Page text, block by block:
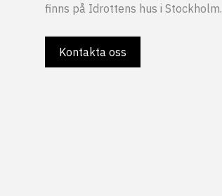
finns på Idrottens hus i Stockholm.
Kontakta oss